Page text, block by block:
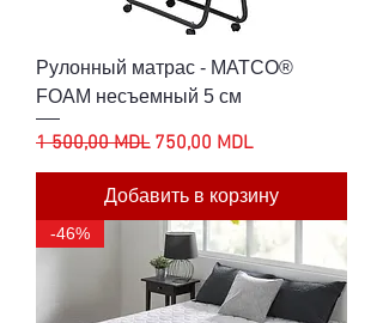
Рулонный матрас - MATCO®
FOAM несъемный 5 см
Обычная цена
1 500,00 MDL Цена со скидкой
750,00 MDL
Добавить в корзину
-46%